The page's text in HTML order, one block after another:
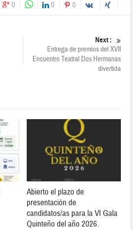
0 0 0
Next :
Entrega de premios del XVII
Encuentro Teatral Dos Hermanas
divertida
Abierto el plazo de
presentación de
candidatos/as para la VI Gala
Quinteño del año 2026.